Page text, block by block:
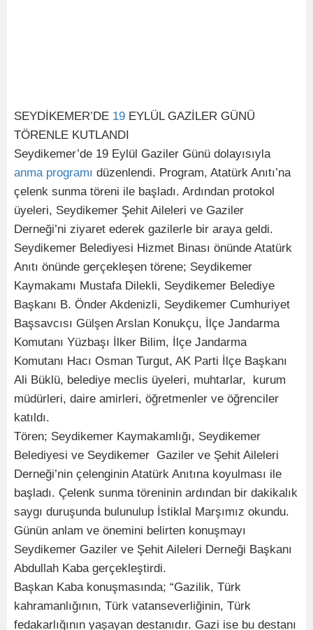
SEYDİKEMER’DE 19 EYLÜL GAZİLER GÜNÜ
TÖRENLE KUTLANDI
Seydikemer’de 19 Eylül Gaziler Günü dolayısıyla
anma programı düzenlendi. Program, Atatürk Anıtı’na
çelenk sunma töreni ile başladı. Ardından protokol
üyeleri, Seydikemer Şehit Aileleri ve Gaziler
Derneği’ni ziyaret ederek gazilerle bir araya geldi.
Seydikemer Belediyesi Hizmet Binası önünde Atatürk
Anıtı önünde gerçekleşen törene; Seydikemer
Kaymakamı Mustafa Dilekli, Seydikemer Belediye
Başkanı B. Önder Akdenizli, Seydikemer Cumhuriyet
Başsavcısı Gülşen Arslan Konukçu, İlçe Jandarma
Komutanı Yüzbaşı İlker Bilim, İlçe Jandarma
Komutanı Hacı Osman Turgut, AK Parti İlçe Başkanı
Ali Büklü, belediye meclis üyeleri, muhtarlar, kurum
müdürleri, daire amirleri, öğretmenler ve öğrenciler
katıldı.
Tören; Seydikemer Kaymakamlığı, Seydikemer
Belediyesi ve Seydikemer Gaziler ve Şehit Aileleri
Derneği’nin çelenginin Atatürk Anıtına koyulması ile
başladı. Çelenk sunma töreninin ardından bir dakikalık
saygı duruşunda bulunulup İstiklal Marşımız okundu.
Günün anlam ve önemini belirten konuşmayı
Seydikemer Gaziler ve Şehit Aileleri Derneği Başkanı
Abdullah Kaba gerçekleştirdi.
Başkan Kaba konuşmasında; “Gazilik, Türk
kahramanlığının, Türk vatanseverliğinin, Türk
fedakarlığının yaşayan destanıdır. Gazi ise bu destanı